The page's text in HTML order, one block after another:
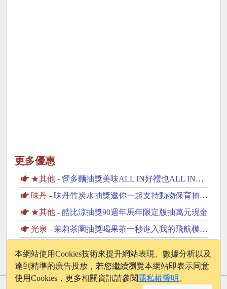
更多優惠
★其他 - 營多麵抽獎美味ALL IN好禮也ALL IN抽iPhone17
味丹 - 味丹竹炭水抽獎邀你一起支持動物保育抽2萬元旅遊金
★其他 - 酷比涼抽獎90週年馬年限定版抽萬元現金
光泉 - 茉莉茶園抽獎喝果茶一秒進入我的飛航模式抽PS5
本網站使用Cookies技術來提升網站表現、數據分析以及
達到精準的廣告投放，若您繼續瀏覽本網站即表示同意
使用Cookies，更多相關資訊請參閱 隱私權聲明 。